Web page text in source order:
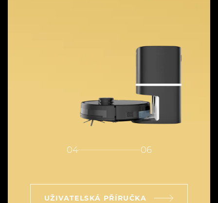
04 06
UŽIVATELSKÁ PŘÍRUČKA